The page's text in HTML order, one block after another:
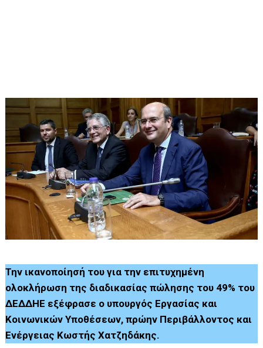
Την ικανοποίησή του για την επιτυχημένη
ολοκλήρωση της διαδικασίας πώλησης του 49% του
ΔΕΔΔΗΕ εξέφρασε ο υπουργός Εργασίας και
Κοινωνικών Υποθέσεων, πρώην Περιβάλλοντος και
Ενέργειας Κωστής Χατζηδάκης.